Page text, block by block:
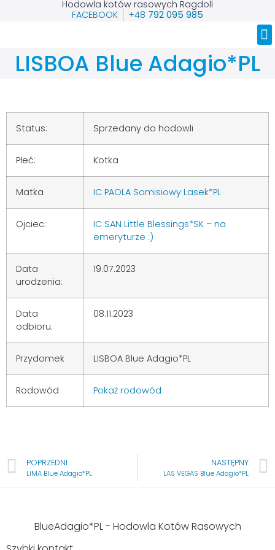
Hodowla kotów rasowych Ragdoll
FACEBOOK
+48 792 095 985
LISBOA Blue Adagio*PL
Status: Sprzedany do hodowli
Płeć: Kotka
Matka IC PAOLA Somisiowy Lasek*PL
Ojciec:
IC SAN Little Blessings*SK – na
emeryturze :)
Data
urodzenia:
19.07.2023
Data
odbioru:
08.11.2023
Przydomek LISBOA Blue Adagio*PL
Rodowód Pokaż rodowód
POPRZEDNI
LIMA Blue Adagio*PL
NASTĘPNY
LAS VEGAS Blue Adagio*PL
BlueAdagio*PL - Hodowla Kotów Rasowych